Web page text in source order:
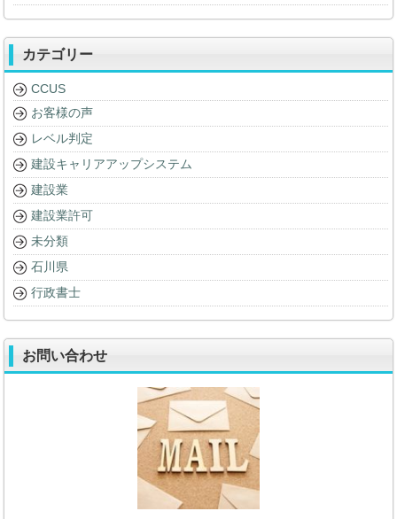
カテゴリー
CCUS
お客様の声
レベル判定
建設キャリアアップシステム
建設業
建設業許可
未分類
石川県
行政書士
お問い合わせ